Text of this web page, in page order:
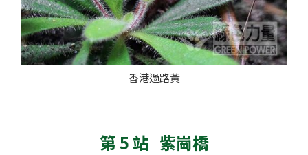
香港過路黃
第 5 站 紫崗橋